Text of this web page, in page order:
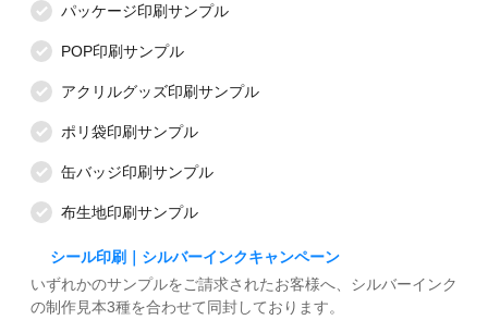
パッケージ印刷サンプル
POP印刷サンプル
アクリルグッズ印刷サンプル
ポリ袋印刷サンプル
缶バッジ印刷サンプル
布生地印刷サンプル
シール印刷｜シルバーインクキャンペーン
いずれかのサンプルをご請求されたお客様へ、シルバーインク
の制作見本3種を合わせて同封しております。